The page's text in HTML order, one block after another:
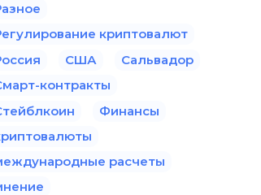
криптовалют
США
Сальвадор
контракты
Финансы
расчеты